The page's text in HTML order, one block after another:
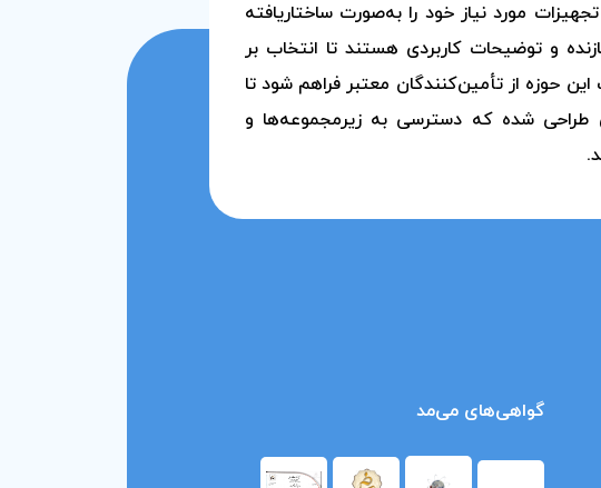
مورد نیاز خود را به‌صورت ساختاریافته
و توضیحات کاربردی هستند تا انتخاب بر
حوزه از تأمین‌کنندگان معتبر فراهم شود تا
طراحی شده که دسترسی به زیرمجموعه‌ها و
گواهی‌های می‌مد